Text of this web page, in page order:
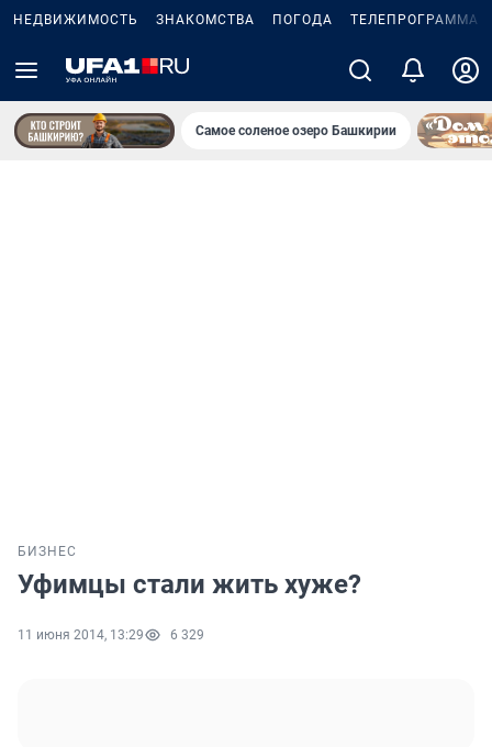
НЕДВИЖИМОСТЬ ЗНАКОМСТВА ПОГОДА ТЕЛЕПРОГРАММА
Самое соленое озеро Башкирии
БИЗНЕС
Уфимцы стали жить хуже?
11 июня 2014, 13:29 6 329